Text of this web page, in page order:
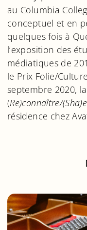
au Columbia
conceptuel et en
quelques fois à
l’exposition des
médiatiques de
le Prix Folie/
septembre 2020,
(Re)connaître/
résidence chez